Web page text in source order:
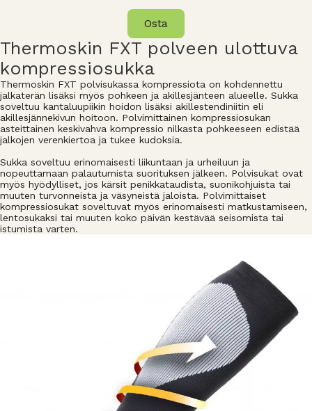
Osta
Thermoskin FXT polveen ulottuva
kompressiosukka
Thermoskin FXT polvisukassa kompressiota on kohdennettu
jalkaterän lisäksi myös pohkeen ja akillesjänteen alueelle. Sukka
soveltuu kantaluupiikin hoidon lisäksi akillestendiniitin eli
akillesjännekivun hoitoon. Polvimittainen kompressiosukan
asteittainen keskivahva kompressio nilkasta pohkeeseen edistää
jalkojen verenkiertoa ja tukee kudoksia.
Sukka soveltuu erinomaisesti liikuntaan ja urheiluun ja
nopeuttamaan palautumista suorituksen jälkeen. Polvisukat ovat
myös hyödylliset, jos kärsit penikkataudista, suonikohjuista tai
muuten turvonneista ja väsyneistä jaloista. Polvimittaiset
kompressiosukat soveltuvat myös erinomaisesti matkustamiseen,
lentosukaksi tai muuten koko päivän kestävää seisomista tai
istumista varten.